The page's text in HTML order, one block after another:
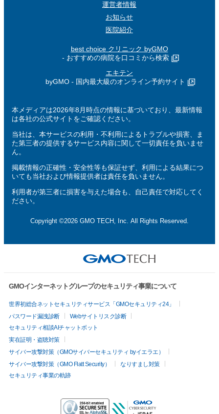
運営者情報
お知らせ
医院紹介
best choice クリニック byGMO
- おすすめの病院を口コミから検索
エキテン
byGMO - 国内最大級のオンライン予約サイト
本メディアは2026年8月時点の情報に基づいており、最新情報
は各社の公式サイトをご確認ください。
当社は、本サービスの利用・不利用によるトラブルや損害、ま
た第三者の提供するサービス内容に関して一切責任を負いませ
ん。
掲載情報の正確性・安全性等も保証せず、利用による結果につ
いても当社および情報提供者は責任を負いません。
利用者が第三者に損害を与えた場合も、自己責任で対応してく
ださい。
Copyright ©2026 GMO TECH, Inc. All Rights Reserved.
GMOインターネットグループのセキュリティ事業について
世界初総合ネットセキュリティサービス「GMOセキュリティ24」
パスワード漏洩診断
Webサイトリスク診断
セキュリティ相談AIチャットボット
実在証明・盗聴対策
サイバー攻撃対策（GMOサイバーセキュリティ byイエラエ）
サイバー攻撃対策（GMO Flatt Security）
なりすまし対策
セキュリティ事業の軌跡